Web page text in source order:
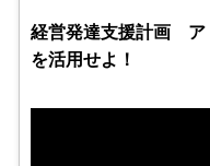
経営発達支援計画
を活用せよ！